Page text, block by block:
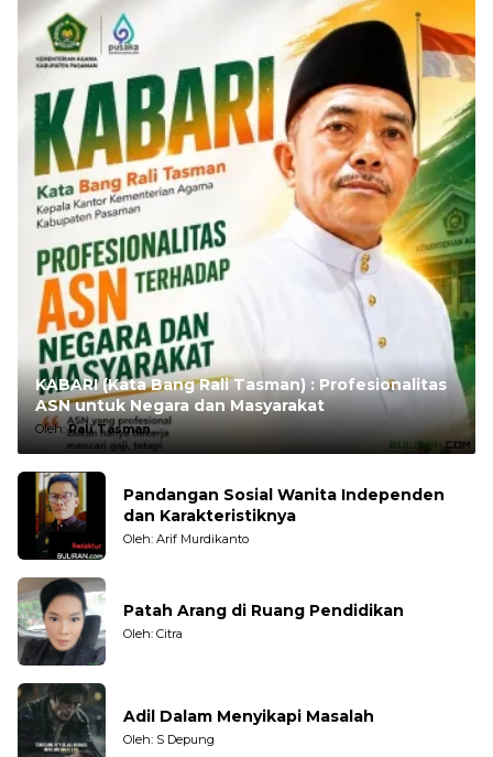
KABARI (Kata Bang Rali Tasman) : Profesionalitas
ASN untuk Negara dan Masyarakat
Oleh:Rali Tasman
Pandangan Sosial Wanita Independen
dan Karakteristiknya
Oleh: Arif Murdikanto
Patah Arang di Ruang Pendidikan
Oleh: Citra
Adil Dalam Menyikapi Masalah
Oleh: S Depung